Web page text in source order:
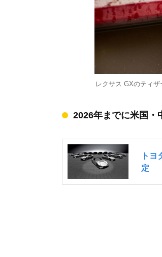
レクサス GXのティザ
2026年までに米国・